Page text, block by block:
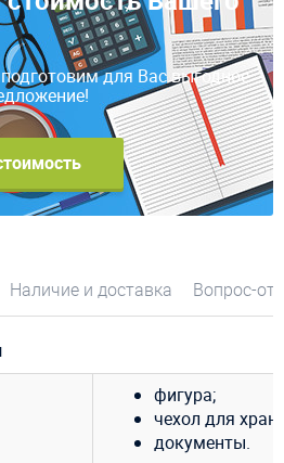
для Вас выгодное
Наличие и доставка Вопрос-
фигура;
чехол для
документы.